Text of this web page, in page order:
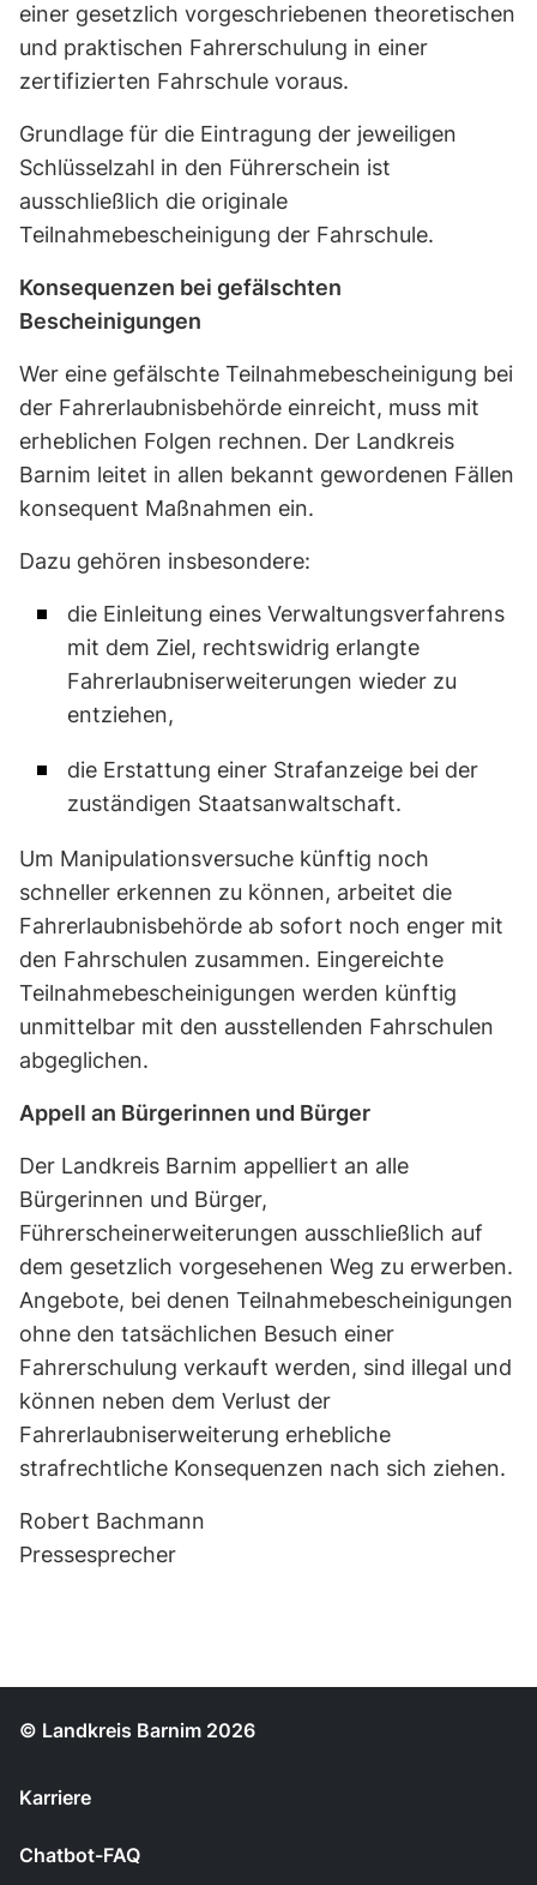
einer gesetzlich vorgeschriebenen theoretischen
und praktischen Fahrerschulung in einer
zertifizierten Fahrschule voraus.
Grundlage für die Eintragung der jeweiligen
Schlüsselzahl in den Führerschein ist
ausschließlich die originale
Teilnahmebescheinigung der Fahrschule.
Konsequenzen bei gefälschten
Bescheinigungen
Wer eine gefälschte Teilnahmebescheinigung bei
der Fahrerlaubnisbehörde einreicht, muss mit
erheblichen Folgen rechnen. Der Landkreis
Barnim leitet in allen bekannt gewordenen Fällen
konsequent Maßnahmen ein.
Dazu gehören insbesondere:
die Einleitung eines Verwaltungsverfahrens
mit dem Ziel, rechtswidrig erlangte
Fahrerlaubniserweiterungen wieder zu
entziehen,
die Erstattung einer Strafanzeige bei der
zuständigen Staatsanwaltschaft.
Um Manipulationsversuche künftig noch
schneller erkennen zu können, arbeitet die
Fahrerlaubnisbehörde ab sofort noch enger mit
den Fahrschulen zusammen. Eingereichte
Teilnahmebescheinigungen werden künftig
unmittelbar mit den ausstellenden Fahrschulen
abgeglichen.
Appell an Bürgerinnen und Bürger
Der Landkreis Barnim appelliert an alle
Bürgerinnen und Bürger,
Führerscheinerweiterungen ausschließlich auf
dem gesetzlich vorgesehenen Weg zu erwerben.
Angebote, bei denen Teilnahmebescheinigungen
ohne den tatsächlichen Besuch einer
Fahrerschulung verkauft werden, sind illegal und
können neben dem Verlust der
Fahrerlaubniserweiterung erhebliche
strafrechtliche Konsequenzen nach sich ziehen.
Robert Bachmann
Pressesprecher
© Landkreis Barnim 2026
Karriere
Chatbot-FAQ